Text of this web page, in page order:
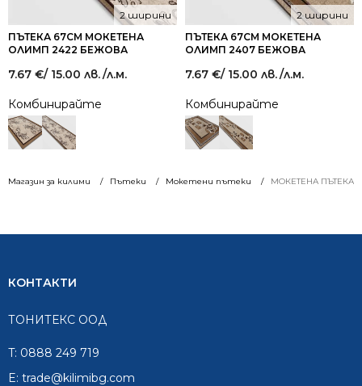
Магазин за килими Пътеки Мокетени пътеки МОКЕТЕНА ПЪТЕКА
ПЪТЕКА 67СМ МОКЕТЕНА
ОЛИМП 2422 БЕЖОВА
2 ширини
7.67 €/ 15.00 лв./л.м.
Комбинирайте
ПЪТЕКА 67СМ МОКЕТЕНА
ОЛИМП 2407 БЕЖОВА
2 ширини
7.67 €/ 15.00 лв./л.м.
Комбинирайте
КОНТАКТИ
ТОНИТЕКС ООД
T: 0888 249 719
E: trade@kilimibg.com